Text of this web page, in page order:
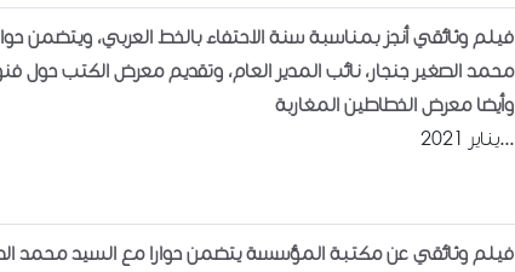
فيلم وثائقي أنجز بمناسبة سنة الاحتفاء بالخط العربي، ويتضمن
محمد الصغير جنجار، نائب المدير العام، وتقديم معرض الكتب حول
وأيضا معرض الخطاطين المغاربة
يناير 2021...
فيلم وثائقي عن مكتبة المؤسسة يتضمن حوارا مع السيد محمد